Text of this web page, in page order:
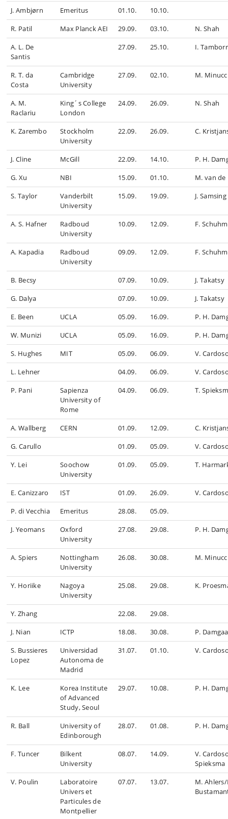
J. Ambjørn Emeritus 01.10.
10.10.
R. Patil
Max Planck AEI 29.09. 03.10.
N. Shah
A. L. De
Santis
27.09. 25.10. I.
R. T. da
Costa
Cambridge
University
27.09. 02.10. M.
A. M.
Raclariu
King´s College
London
24.09. 26.09. N. Shah
K. Zarembo
Stockholm
University
22.09. 26.09. C.
J. Cline McGill 22.09. 14.10.
P. H.
G. Xu
NBI 15.09. 01.10.
M. van
S. Taylor
Vanderbilt
University
15.09. 19.09. J. Samsing
A. S. Hafner
Radboud
University
10.09. 12.09. F.
A. Kapadia
Radboud
University
09.09. 12.09. F.
B. Becsy 07.09. 10.09.
J. Takatsy
G. Dalya
07.09. 10.09.
J. Takatsy
E. Been
UCLA 05.09. 16.09.
P. H.
W. Munizi
UCLA 05.09. 16.09.
P. H.
S. Hughes
MIT 05.09. 06.09.
V.
L. Lehner
04.09. 06.09.
V.
P. Pani
Sapienza
University of
Rome
04.09. 06.09. T.
A. Wallberg CERN 01.09. 12.09.
C.
G. Carullo
01.09. 05.09.
V.
Y. Lei
Soochow
University
01.09. 05.09. T.
E. Canizzaro IST 01.09. 26.09.
V.
P. di Vecchia
Emeritus 28.08.
05.09.
J. Yeomans
Oxford
University
27.08. 29.08. P. H.
A. Spiers
Nottingham
University
26.08. 30.08. M.
Y. Horiike
Nagoya
University
25.08. 29.08. K.
Y. Zhang 22.08.
29.08.
J. Nian
ICTP 18.08. 30.08.
P.
S. Bussieres
Lopez
Universidad
Autonoma de
Madrid
31.07. 01.10. V.
K. Lee
Korea Institute
of Advanced
Study, Seoul
29.07. 10.08. P. H.
R. Ball
University of
Edinborough
28.07. 01.08. P. H.
F. Tuncer
Bilkent
University
08.07. 14.09.
V.
Spieksma
V. Poulin
Laboratoire
Univers et
Particules de
Montpellier
07.07. 13.07.
M.